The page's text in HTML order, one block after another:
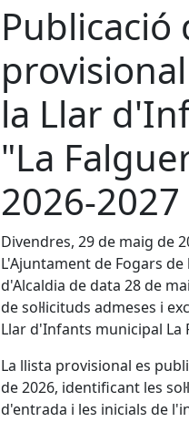
Publicació
la Llar
"La
2026-2027
Divendres, 29 de maig de
L'Ajuntament de Fogars
d'Alcaldia de data 28 de
de sol·licituds admeses i
Llar d'Infants municipal La
La llista provisional es
de 2026, identificant les
d'entrada i les inicials de